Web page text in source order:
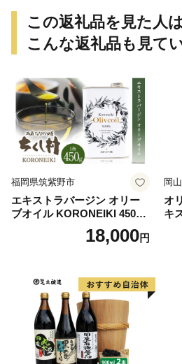
この返礼品を見た人
こんな返礼品も見て
福岡県筑紫野市
エキストラバージン オリー
ブオイル KORONEIKI 450g
[筑前たなか油屋 福岡県 筑紫
野市 21760403] 油 食用油 オ
18,000円
岡
オ
キ
オ
オ